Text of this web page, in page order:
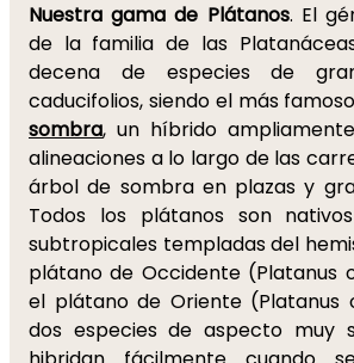
Nuestra gama de Plátanos. El
de la familia de las
decena de especies de
caducifolios, siendo el más
sombra, un híbrido
alineaciones a lo largo de las
árbol de sombra en plazas y
Todos los plátanos son
subtropicales templadas del
plátano de Occidente (Platanus
el plátano de Oriente (Platanus
dos especies de aspecto muy